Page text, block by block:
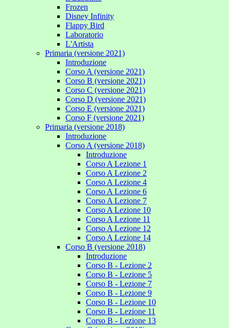
Frozen
Disney Infinity
Flappy Bird
Laboratorio
L'Artista
Primaria (versione 2021)
Introduzione
Corso A (versione 2021)
Corso B (versione 2021)
Corso C (versione 2021)
Corso D (versione 2021)
Corso E (versione 2021)
Corso F (versione 2021)
Primaria (versione 2018)
Introduzione
Corso A (versione 2018)
Introduzione
Corso A Lezione 1
Corso A Lezione 2
Corso A Lezione 4
Corso A Lezione 6
Corso A Lezione 7
Corso A Lezione 10
Corso A Lezione 11
Corso A Lezione 12
Corso A Lezione 14
Corso B (versione 2018)
Introduzione
Corso B - Lezione 2
Corso B - Lezione 5
Corso B - Lezione 7
Corso B - Lezione 9
Corso B - Lezione 10
Corso B - Lezione 11
Corso B - Lezione 13